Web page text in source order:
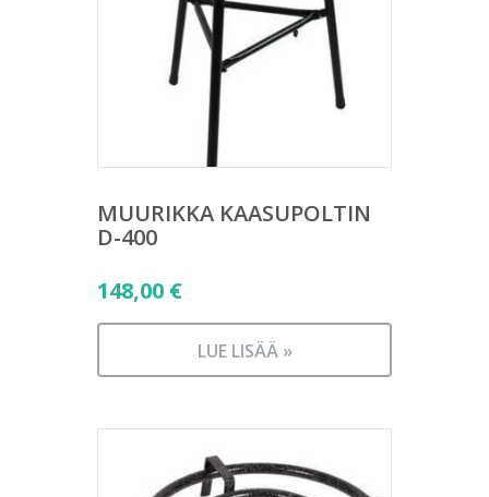
MUURIKKA KAASUPOLTIN
D-400
148,00 €
LUE LISÄÄ »